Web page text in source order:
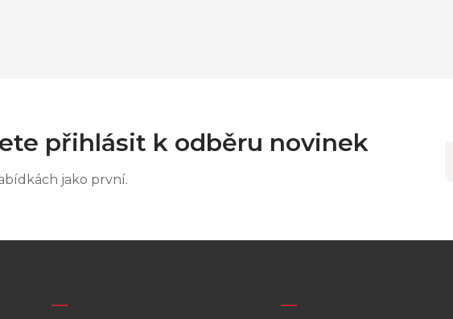
přihlásit k odběru novinek
jako první.